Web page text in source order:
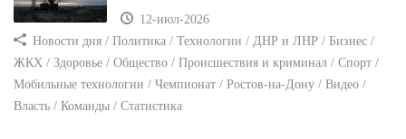
12-июл-2026
Новости дня / Политика / Технологии / ДНР и ЛНР / Бизнес /
ЖКХ / Здоровье / Общество / Происшествия и криминал / Спорт /
Мобильные технологии / Чемпионат / Ростов-на-Дону / Видео /
Власть / Команды / Статистика